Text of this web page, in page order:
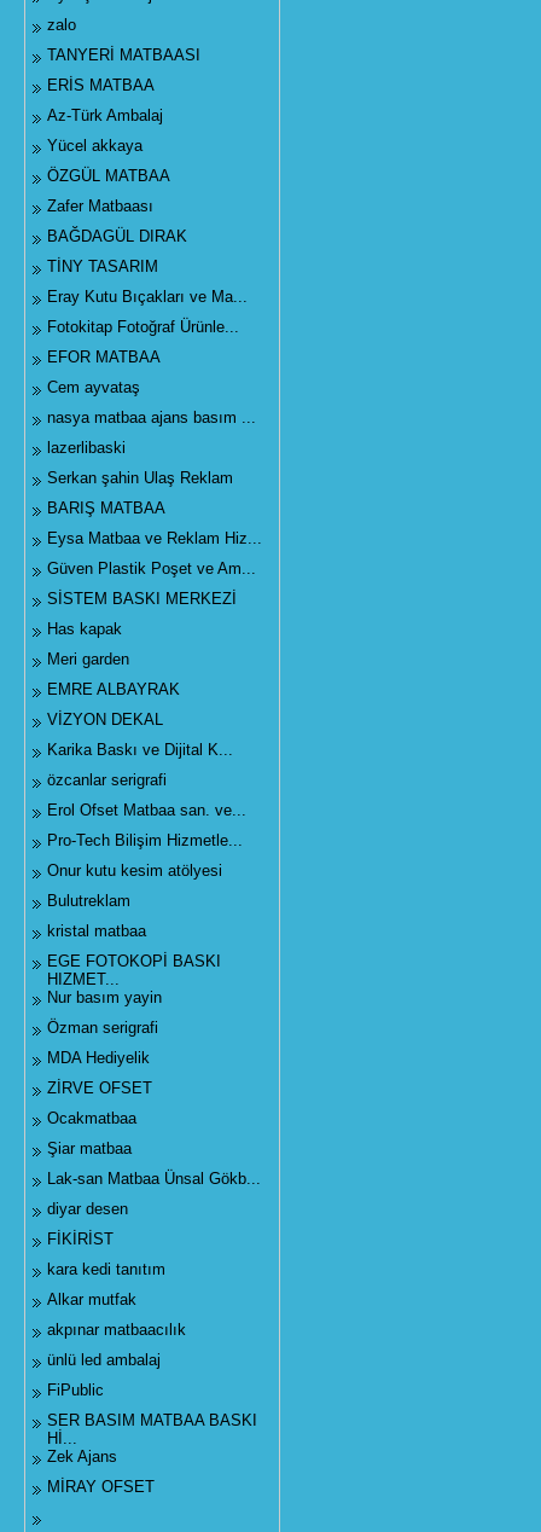
zalo
TANYERİ MATBAASI
ERİS MATBAA
Az-Türk Ambalaj
Yücel akkaya
ÖZGÜL MATBAA
Zafer Matbaası
BAĞDAGÜL DIRAK
TİNY TASARIM
Eray Kutu Bıçakları ve Ma...
Fotokitap Fotoğraf Ürünle...
EFOR MATBAA
Cem ayvataş
nasya matbaa ajans basım ...
lazerlibaski
Serkan şahin Ulaş Reklam
BARIŞ MATBAA
Eysa Matbaa ve Reklam Hiz...
Güven Plastik Poşet ve Am...
SİSTEM BASKI MERKEZİ
Has kapak
Meri garden
EMRE ALBAYRAK
VİZYON DEKAL
Karika Baskı ve Dijital K...
özcanlar serigrafi
Erol Ofset Matbaa san. ve...
Pro-Tech Bilişim Hizmetle...
Onur kutu kesim atölyesi
Bulutreklam
kristal matbaa
EGE FOTOKOPİ BASKI
HIZMET...
Nur basım yayin
Özman serigrafi
MDA Hediyelik
ZİRVE OFSET
Ocakmatbaa
Şiar matbaa
Lak-san Matbaa Ünsal Gökb...
diyar desen
FİKİRİST
kara kedi tanıtım
Alkar mutfak
akpınar matbaacılık
ünlü led ambalaj
FiPublic
SER BASIM MATBAA BASKI
Hİ...
Zek Ajans
MİRAY OFSET